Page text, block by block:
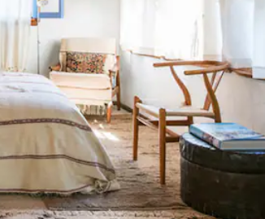
ಅಥವಾ ಸ್ಪರ್ಶ ಅಥವಾ ಸ್ವೈಪ್ ಗೆಸ್ಚರ್‌ಗಳ ಮೂಲಕ ಅನ್ವೇಷಿಸಿ.